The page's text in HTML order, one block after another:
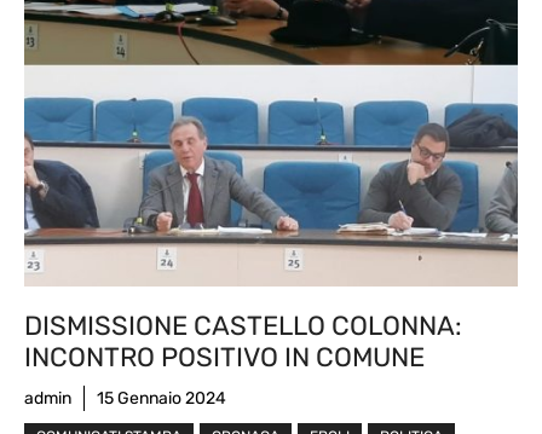
DISMISSIONE CASTELLO COLONNA:
INCONTRO POSITIVO IN COMUNE
admin 15 Gennaio 2024